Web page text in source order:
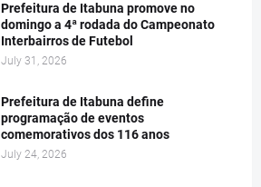
Prefeitura de Itabuna promove no
domingo a 4ª rodada do Campeonato
Interbairros de Futebol
July 31, 2026
Prefeitura de Itabuna define
programação de eventos
comemorativos dos 116 anos
July 24, 2026